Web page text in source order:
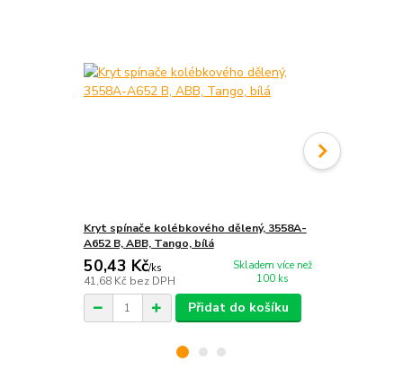
Kryt spínače kolébkového dělený, 3558A-
A652 B, ABB, Tango, bílá
50,43 Kč/ks
41,68 Kč bez DPH
Skladem více než
100 ks
Přidat do košíku